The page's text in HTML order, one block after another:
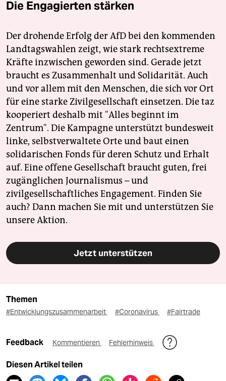
Die Engagierten stärken
Der drohende Erfolg der AfD bei den kommenden
Landtagswahlen zeigt, wie stark rechtsextreme
Kräfte inzwischen geworden sind. Gerade jetzt
braucht es Zusammenhalt und Solidarität. Auch
und vor allem mit den Menschen, die sich vor Ort
für eine starke Zivilgesellschaft einsetzen. Die taz
kooperiert deshalb mit "Alles beginnt im
Zentrum". Die Kampagne unterstützt bundesweit
linke, selbstverwaltete Orte und baut einen
solidarischen Fonds für deren Schutz und Erhalt
auf. Eine offene Gesellschaft braucht guten, frei
zugänglichen Journalismus – und
zivilgesellschaftliches Engagement. Finden Sie
auch? Dann machen Sie mit und unterstützen Sie
unsere Aktion.
Jetzt unterstützen
Themen
#Entwicklungszusammenarbeit #Coronavirus #Fairtrade
Feedback Kommentieren Fehlerhinweis
Diesen Artikel teilen